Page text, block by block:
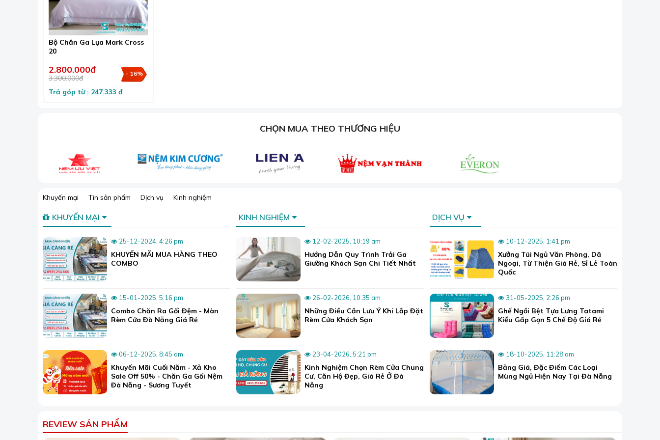
Điều hòa nhiệt độ Lụa có khả năng điều hòa nhiệt độ tự nhiên, giúp bạn ấm áp vào mùa đông và mát mẻ vào mùa hè.
An toàn cho da:Lụa là chất liệu tự nhiên, không gây kích ứng da, phù hợp với mọi loại da, kể cả da nhạy cảm.
Sang trọng và đẳng cấp
phòng ngủ.
Chất liệu lụa tự nhiên dùng mát mẻ quanh năm, suôn mượt, êm ái.
Bộ sưu tập 999+ màu sắc Mark Cross
Bên cạnh những bộ họa tiết như trên thì thương hiệu chăn ga lụa cao cấp này còn có hàng chục mẫu trơn đơn săc hoặc
Trong đó, tất cả đều được sản xuất với công nghệ hiện đại, tinh vi, thuộc phân khúc cao cấp hơn so với cotton hay cotton
pha lụa.
Bộ Chăn Ga Lụa Mark Cross
20
2.800.000đ
3.300.000đ
- 16%
Trả góp từ : 247.333 đ
CHỌN MUA THEO THƯƠNG HIỆU
Khuyến mại Tin sản phẩm Dịch vụ Kinh nghiệm
KHUYẾN MẠI
25-12-2024, 4:26 pm
KHUYẾN MÃI MUA HÀNG THEO
COMBO
15-01-2025, 5:16 pm
Combo Chăn Ra Gối Đệm - Màn
Rèm Cửa Đà Nẵng Giá Rẻ
06-12-2025, 8:45 am
Khuyến Mãi Cuối Năm - Xả Kho
Sale Off 50% - Chăn Ga Gối Nệm
Đà Nẵng - Sương Tuyết
KINH NGHIỆM
12-02-2025, 10:19 am
Hướng Dẫn Quy Trình Trải Ga
Giường Khách Sạn Chi Tiết Nhất
26-02-2026, 10:35 am
Những Điều Cần Lưu Ý Khi Lắp Đặt
Rèm Cửa Khách Sạn
23-04-2026, 5:21 pm
Kinh Nghiệm Chọn Rèm Cửa Chung
Cư, Căn Hộ Đẹp, Giá Rẻ Ở Đà
Nẵng
DỊCH VỤ
10-12-2025, 1:41 pm
Xưởng Túi Ngủ Văn Phòng, Dã
Ngoại, Từ Thiện Giá Rẻ, Sỉ Lẻ Toàn
Quốc
31-05-2025, 2:26 pm
Ghế Ngồi Bệt Tựa Lưng Tatami
Kiểu Gấp Gọn 5 Chế Độ Giá Rẻ
18-10-2025, 11:28 am
Bảng Giá, Đặc Điểm Các Loại
Mùng Ngủ Hiện Nay Tại Đà Nẵng
REVIEW SẢN PHẨM